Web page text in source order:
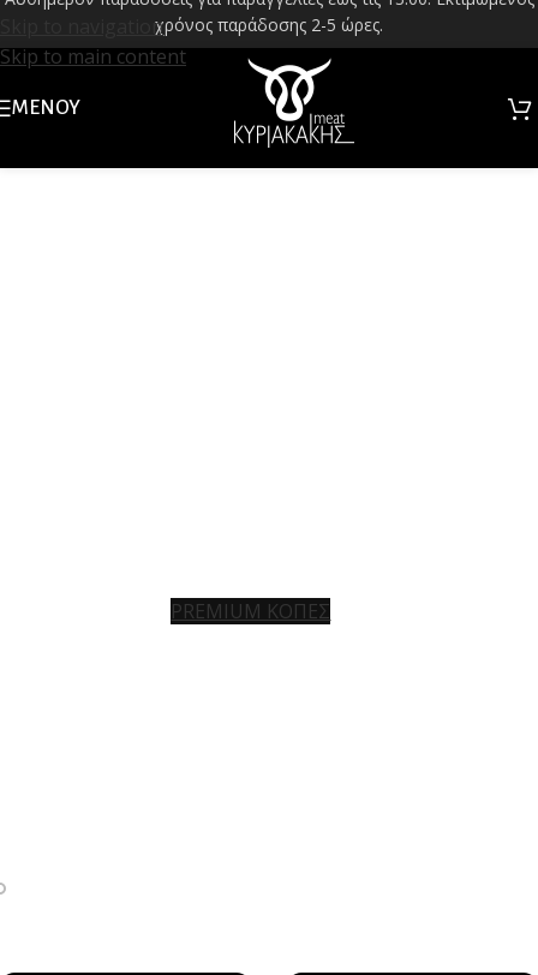
Skip to navigation
Skip to main content
χρόνος παράδοσης 2-5 ώρες.
ΜΕΝΟΎ
PREMIUM ΚΟΠΕΣ